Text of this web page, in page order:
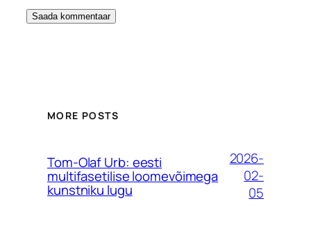
MORE POSTS
Tom-Olaf Urb: eesti
multifasetilise loomevõimega
kunstniku lugu
2026-
02-
05